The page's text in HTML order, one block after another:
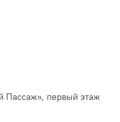
Пассаж», первый этаж